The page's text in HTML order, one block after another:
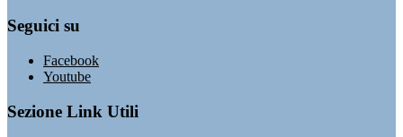
Seguici su
Facebook
Youtube
Sezione Link Utili